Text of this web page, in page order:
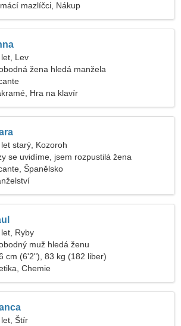
mazlíčci, Nákup
Lev
žena hledá manžela
Hra na klavír
starý, Kozoroh
se uvidíme, jsem rozpustilá žena
Španělsko
Ryby
muž hledá ženu
cm (6'2"), 83 kg (182 liber)
Chemie
Štír